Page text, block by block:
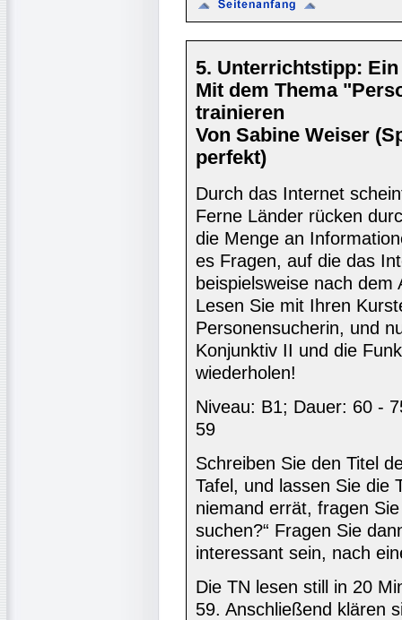
5. Unterrichtstipp:
Mit dem Thema
trainieren
Von Sabine Weiser
perfekt)
Durch das Internet
Ferne Länder rücken
die Menge an
es Fragen, auf die das
beispielsweise nach
Lesen Sie mit Ihren
Personensucherin, und
Konjunktiv II und die
wiederholen!
Niveau: B1; Dauer: 60 -
59
Schreiben Sie den Titel
Tafel, und lassen Sie die
niemand errät, fragen
suchen?“ Fragen Sie
interessant sein, nach
Die TN lesen still in 20
59. Anschließend klären